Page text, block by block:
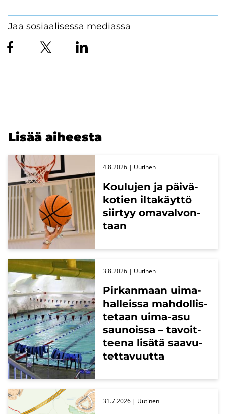
Jaa sosiaalisessa mediassa
Lisää ai­hees­ta
Kou­lu­jen ja päi­vä­
ko­tien il­ta­käyt­tö
siir­tyy oma­val­von­
taan
4.8.2026 | Uu­ti­nen
Pir­kan­maan ui­ma­
hal­leis­sa mah­dol­lis­
te­taan uima-​asu
sau­nois­sa – ta­voit­
tee­na li­sä­tä saa­vu­
tet­ta­vuut­ta
3.8.2026 | Uu­ti­nen
31.7.2026 | Uu­ti­nen